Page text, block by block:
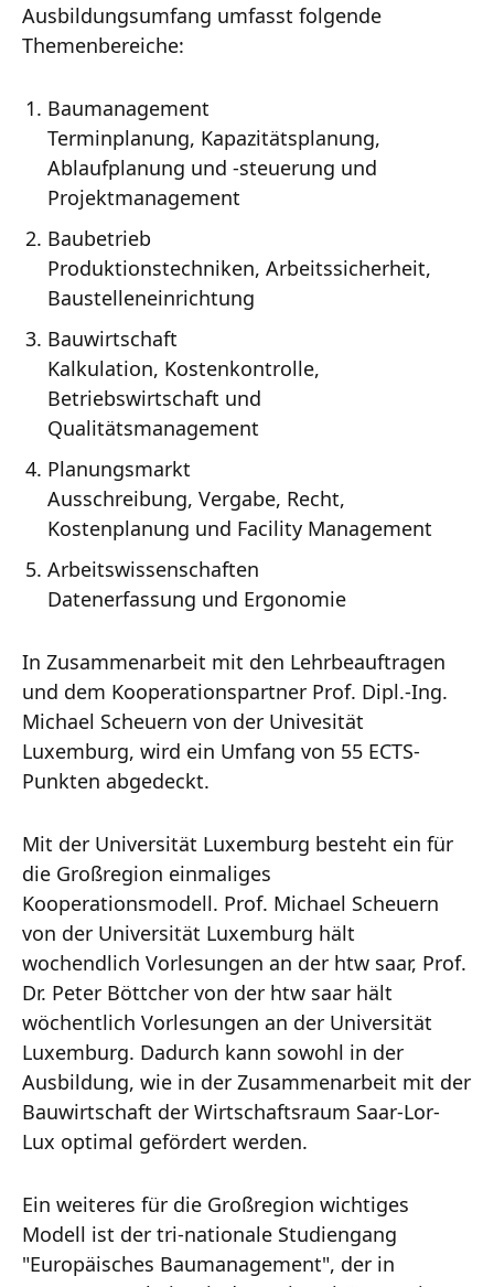
Ausbildungsumfang umfasst folgende
Themenbereiche:
Baumanagement
Terminplanung, Kapazitätsplanung,
Ablaufplanung und -steuerung und
Projektmanagement
Baubetrieb
Produktionstechniken, Arbeitssicherheit,
Baustelleneinrichtung
Bauwirtschaft
Kalkulation, Kostenkontrolle,
Betriebswirtschaft und
Qualitätsmanagement
Planungsmarkt
Ausschreibung, Vergabe, Recht,
Kostenplanung und Facility Management
Arbeitswissenschaften
Datenerfassung und Ergonomie
In Zusammenarbeit mit den Lehrbeauftragen
und dem Kooperationspartner Prof. Dipl.-Ing.
Michael Scheuern von der Univesität
Luxemburg, wird ein Umfang von 55 ECTS-
Punkten abgedeckt.
Mit der Universität Luxemburg besteht ein für
die Großregion einmaliges
Kooperationsmodell. Prof. Michael Scheuern
von der Universität Luxemburg hält
wochendlich Vorlesungen an der htw saar, Prof.
Dr. Peter Böttcher von der htw saar hält
wöchentlich Vorlesungen an der Universität
Luxemburg. Dadurch kann sowohl in der
Ausbildung, wie in der Zusammenarbeit mit der
Bauwirtschaft der Wirtschaftsraum Saar-Lor-
Lux optimal gefördert werden.
Ein weiteres für die Großregion wichtiges
Modell ist der tri-nationale Studiengang
"Europäisches Baumanagement", der in